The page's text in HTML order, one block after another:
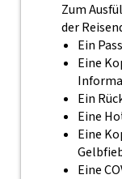
Zum
der
Ein
Eine
Ein
Eine
Eine
Eine